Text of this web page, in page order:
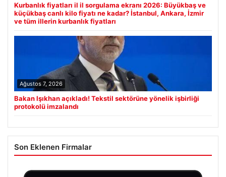
Kurbanlık fiyatları il il sorgulama ekranı 2026: Büyükbaş ve
küçükbaş canlı kilo fiyatı ne kadar? İstanbul, Ankara, İzmir
ve tüm illerin kurbanlık fiyatları
Ağustos 7, 2026
Bakan Işıkhan açıkladı! Tekstil sektörüne yönelik işbirliği
protokolü imzalandı
Son Eklenen Firmalar